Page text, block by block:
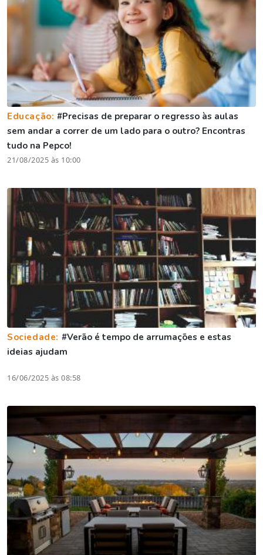
Educação:#Precisas de preparar o regresso às aulas
sem andar a correr de um lado para o outro? Encontras
tudo na Pepco!
21/08/2025 às 10:00
Sociedade: #Verão é tempo de arrumações e estas
ideias ajudam
16/06/2025 às 08:58